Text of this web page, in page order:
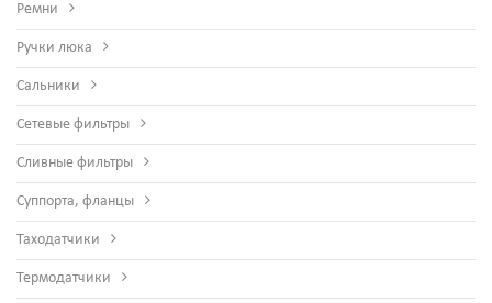
Ремни
Ручки люка
Сальники
Сетевые фильтры
Сливные фильтры
Суппорта, фланцы
Таходатчики
Термодатчики